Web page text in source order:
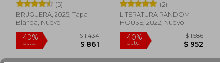
40%
dcto. $ 525
50%
dcto. $
(5)
BRUGUERA, 2025, Tapa
Blanda, Nuevo
(2)
LITERATURA RANDOM
HOUSE, 2022, Nuevo